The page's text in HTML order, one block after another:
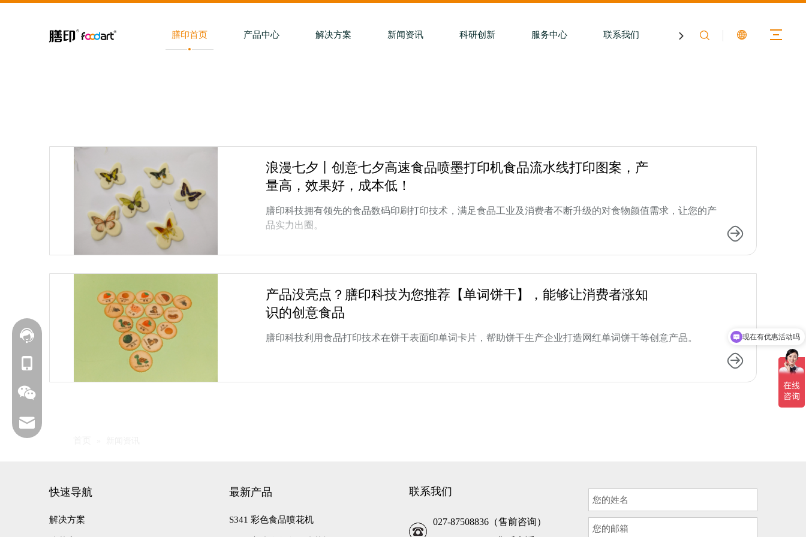
膳印首页 产品中心 解决方案 新闻资讯 科研创新 服务中心 联系我们 关于膳印
浪漫七夕丨创意七夕高速食品喷墨打印机食品流水线打印图案，产
量高，效果好，成本低！
膳印科技拥有领先的食品数码印刷打印技术，满足食品工业及消费者不断升级的对食物颜值需求，让您的产
品实力出圈。
产品没亮点？膳印科技为您推荐【单词饼干】，能够让消费者涨知
识的创意食品
膳印科技利用食品打印技术在饼干表面印单词卡片，帮助饼干生产企业打造网红单词饼干等创意产品。
快速导航
解决方案
最新产品
S341 彩色食品喷花机
联系我们
027-87508836（售前咨询）
现在有优惠活动吗